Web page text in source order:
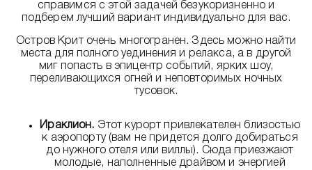
справимся с этой задачей безукоризненно и
подберем лучший вариант индивидуально для вас.
Остров Крит очень многогранен. Здесь можно найти
места для полного уединения и релакса, а в другой
миг попасть в эпицентр событий, ярких шоу,
переливающихся огней и неповторимых ночных
тусовок.
Ираклион. Этот курорт привлекателен близостью
к аэропорту (вам не придется долго добираться
до нужного отеля или виллы). Сюда приезжают
молодые, наполненные драйвом и энергией